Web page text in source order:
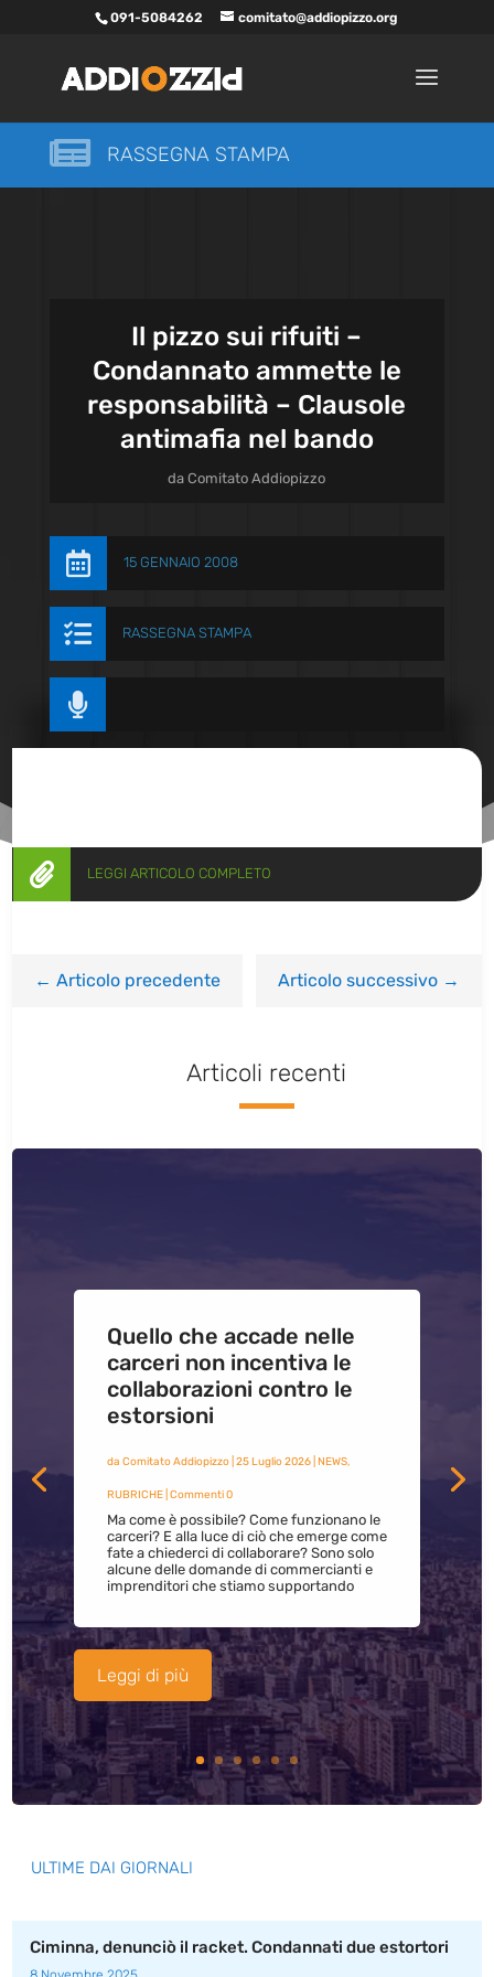
091-5084262 comitato@addiopizzo.org
 RASSEGNA STAMPA
Il pizzo sui rifuiti –
Condannato ammette le
responsabilità – Clausole
antimafia nel bando
daComitato Addiopizzo
 15 GENNAIO 2008
 RASSEGNA STAMPA

 LEGGI ARTICOLO COMPLETO
←Articolo precedente Articolo successivo→
Articoli recenti
Quello che accade nelle
carceri non incentiva le
collaborazioni contro le
estorsioni
da Comitato Addiopizzo| 25 Luglio 2026| NEWS,
RUBRICHE| Commenti 0
Ma come è possibile? Come funzionano le
carceri? E alla luce di ciò che emerge come
fate a chiederci di collaborare? Sono solo
alcune delle domande di commercianti e
imprenditori che stiamo supportando
Leggi di più
ULTIME DAI GIORNALI
Ciminna, denunciò il racket. Condannati due estortori